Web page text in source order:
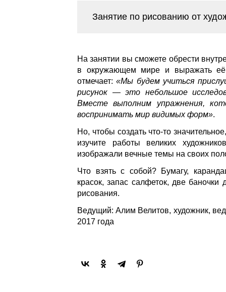
Занятие по рисованию от
На занятии вы сможете обрести
в окружающем мире и выражать её
отмечает:«Мы будем учиться
рисунок — это небольшое
Вместе выполним упражнения,
воспринимать мир видимых форм».
Но, чтобы создать что-то
изучите работы великих
изображали вечные темы на своих
Что взять с собой? Бумагу,
красок, запас салфеток, две
рисования.
Ведущий: Алим Велитов, художник,
2017 года